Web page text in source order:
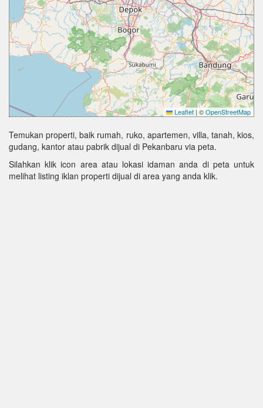
Leaflet | ©OpenStreetMap
Temukan properti, baik rumah, ruko, apartemen, villa, tanah, kios,
gudang, kantor atau pabrik dijual di Pekanbaru via peta.
Silahkan klik icon area atau lokasi idaman anda di peta untuk
melihat listing iklan properti dijual di area yang anda klik.